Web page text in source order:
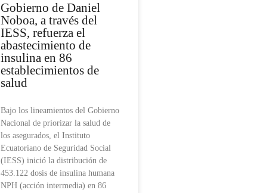
Gobierno de Daniel
Noboa, a través del
IESS, refuerza el
abastecimiento de
insulina en 86
establecimientos de
salud
Bajo los lineamientos del Gobierno
Nacional de priorizar la salud de
los asegurados, el Instituto
Ecuatoriano de Seguridad Social
(IESS) inició la distribución de
453.122 dosis de insulina humana
NPH (acción intermedia) en 86